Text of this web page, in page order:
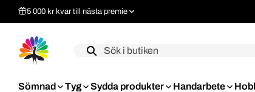
5 000 kr kvar till nästa premie
Label
Sömnad Tyg Sydda produkter Handarbete